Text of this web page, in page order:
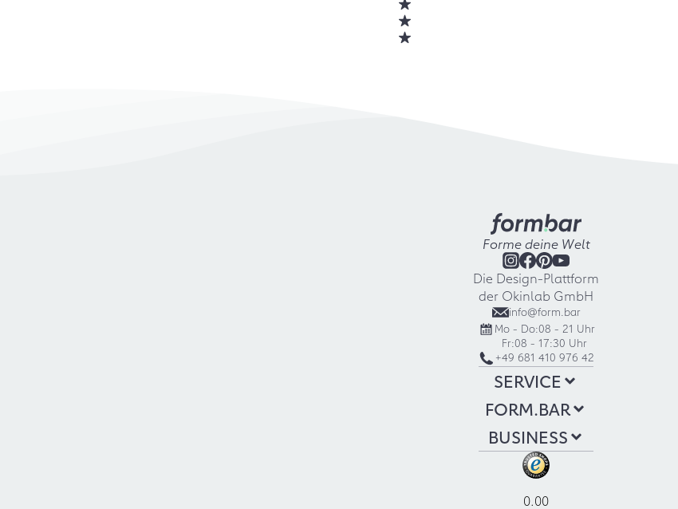
Forme deine Welt
Die Design-Plattform
der Okinlab GmbH
info@form.bar
Mo - Do:08 - 21 Uhr
Fr:08 - 17:30 Uhr
+49 681 410 976 42
SERVICE
FORM.BAR
BUSINESS
0.00